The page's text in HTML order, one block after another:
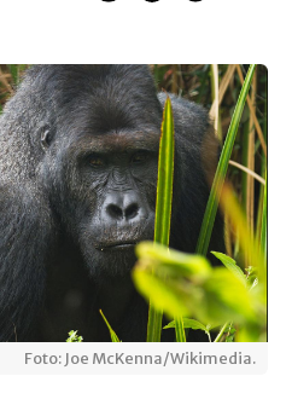
Foto: Joe McKenna/Wikimedia.